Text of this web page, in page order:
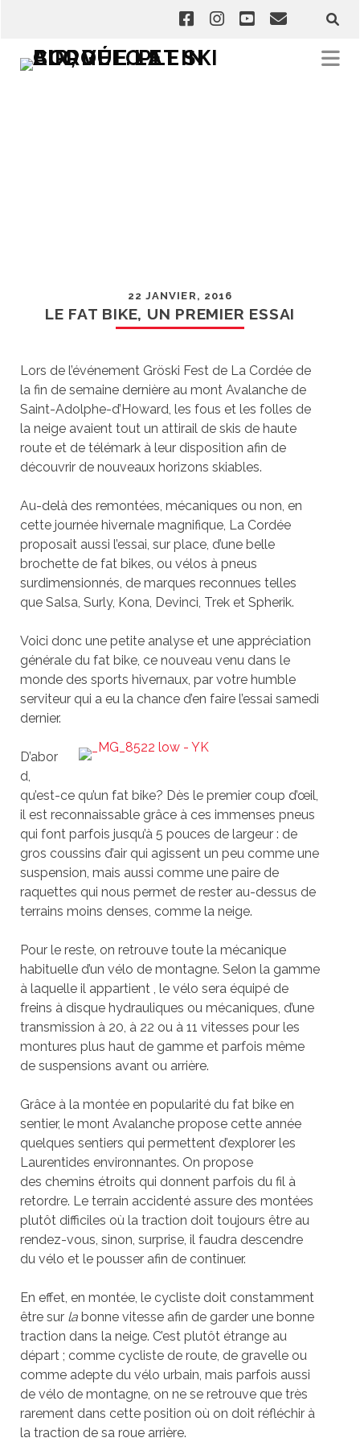
22 JANVIER, 2016
LE FAT BIKE, UN PREMIER ESSAI
Lors de l’événement Gröski Fest de La Cordée de
la fin de semaine dernière au mont Avalanche de
Saint-Adolphe-d’Howard, les fous et les folles de
la neige avaient tout un attirail de skis de haute
route et de télémark à leur disposition afin de
découvrir de nouveaux horizons skiables.
Au-delà des remontées, mécaniques ou non, en
cette journée hivernale magnifique, La Cordée
proposait aussi l’essai, sur place, d’une belle
brochette de fat bikes, ou vélos à pneus
surdimensionnés, de marques reconnues telles
que Salsa, Surly, Kona, Devinci, Trek et Spherik.
Voici donc une petite analyse et une appréciation
générale du fat bike, ce nouveau venu dans le
monde des sports hivernaux, par votre humble
serviteur qui a eu la chance d’en faire l’essai samedi
dernier.
D’abor
d,
qu’est-ce qu’un fat bike? Dès le premier coup d’œil,
il est reconnaissable grâce à ces immenses pneus
qui font parfois jusqu’à 5 pouces de largeur : de
gros coussins d’air qui agissent un peu comme une
suspension, mais aussi comme une paire de
raquettes qui nous permet de rester au-dessus de
terrains moins denses, comme la neige.
Pour le reste, on retrouve toute la mécanique
habituelle d’un vélo de montagne. Selon la gamme
à laquelle il appartient , le vélo sera équipé de
freins à disque hydrauliques ou mécaniques, d’une
transmission à 20, à 22 ou à 11 vitesses pour les
montures plus haut de gamme et parfois même
de suspensions avant ou arrière.
Grâce à la montée en popularité du fat bike en
sentier, le mont Avalanche propose cette année
quelques sentiers qui permettent d’explorer les
Laurentides environnantes. On propose
des chemins étroits qui donnent parfois du fil à
retordre. Le terrain accidenté assure des montées
plutôt difficiles où la traction doit toujours être au
rendez-vous, sinon, surprise, il faudra descendre
du vélo et le pousser afin de continuer.
En effet, en montée, le cycliste doit constamment
être sur labonne vitesse afin de garder une bonne
traction dans la neige. C’est plutôt étrange au
départ ; comme cycliste de route, de gravelle ou
comme adepte du vélo urbain, mais parfois aussi
de vélo de montagne, on ne se retrouve que très
rarement dans cette position où on doit réfléchir à
la traction de sa roue arrière.